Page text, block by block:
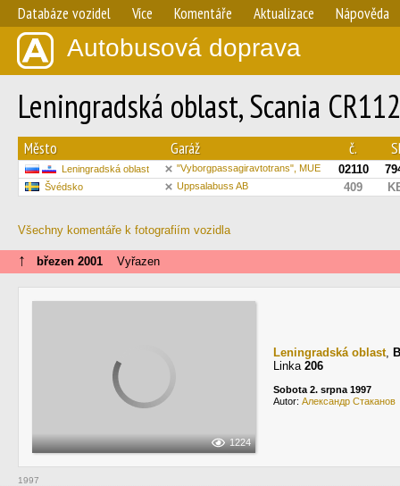
Databáze vozidel Více Komentáře Aktualizace Nápověda
Autobusová doprava
Leningradská oblast, Scania
Město Garáž č.
Leningradská oblast "Vyborgpassagiravtotrans", MUE 02110
Švédsko Uppsalabuss AB 409
Všechny komentáře k fotografiím vozidla
↑ březen 2001 Vyřazen
1224
Leningradská oblast,
Linka 206
Sobota 2. srpna 1997
Autor: Александр Стаканов
1997